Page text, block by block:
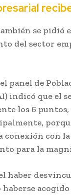
se pidió
del sector
el panel de
indicó que el
los 6
conexión con
para la
haber
acogido